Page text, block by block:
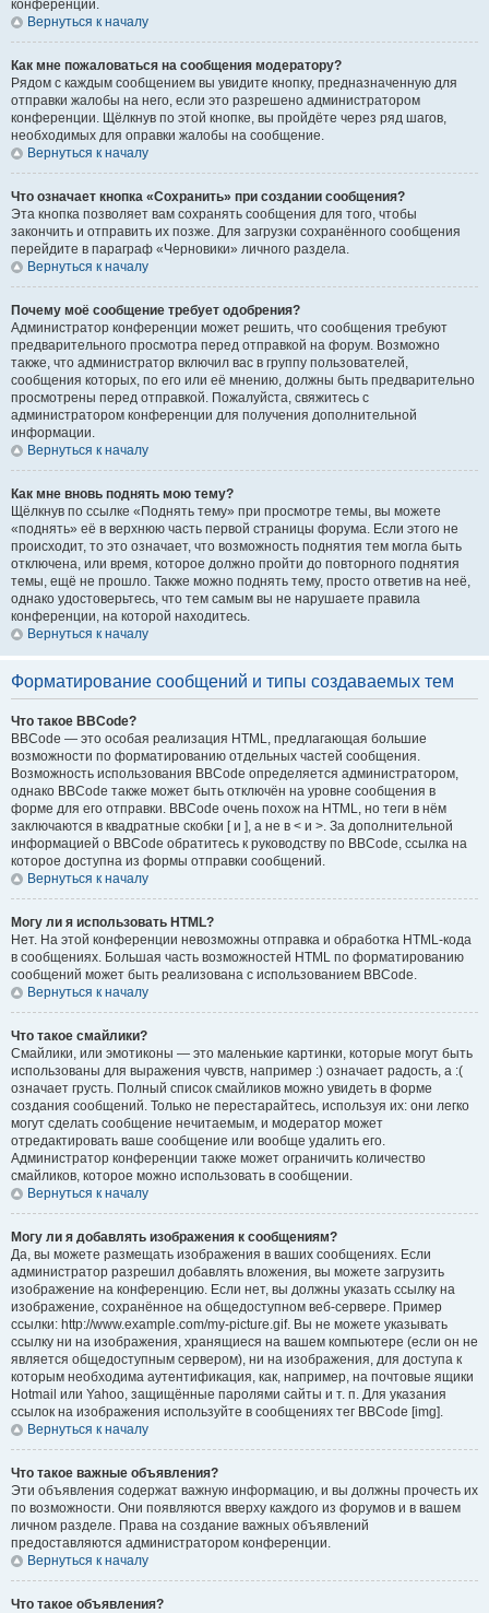
конференции.
Вернуться к началу
Как мне пожаловаться на сообщения модератору?
Рядом с каждым сообщением вы увидите кнопку, предназначенную для
отправки жалобы на него, если это разрешено администратором
конференции. Щёлкнув по этой кнопке, вы пройдёте через ряд шагов,
необходимых для оправки жалобы на сообщение.
Вернуться к началу
Что означает кнопка «Сохранить» при создании сообщения?
Эта кнопка позволяет вам сохранять сообщения для того, чтобы
закончить и отправить их позже. Для загрузки сохранённого сообщения
перейдите в параграф «Черновики» личного раздела.
Вернуться к началу
Почему моё сообщение требует одобрения?
Администратор конференции может решить, что сообщения требуют
предварительного просмотра перед отправкой на форум. Возможно
также, что администратор включил вас в группу пользователей,
сообщения которых, по его или её мнению, должны быть предварительно
просмотрены перед отправкой. Пожалуйста, свяжитесь с
администратором конференции для получения дополнительной
информации.
Вернуться к началу
Как мне вновь поднять мою тему?
Щёлкнув по ссылке «Поднять тему» при просмотре темы, вы можете
«поднять» её в верхнюю часть первой страницы форума. Если этого не
происходит, то это означает, что возможность поднятия тем могла быть
отключена, или время, которое должно пройти до повторного поднятия
темы, ещё не прошло. Также можно поднять тему, просто ответив на неё,
однако удостоверьтесь, что тем самым вы не нарушаете правила
конференции, на которой находитесь.
Вернуться к началу
Форматирование сообщений и типы создаваемых тем
Что такое BBCode?
BBCode — это особая реализация HTML, предлагающая большие
возможности по форматированию отдельных частей сообщения.
Возможность использования BBCode определяется администратором,
однако BBCode также может быть отключён на уровне сообщения в
форме для его отправки. BBCode очень похож на HTML, но теги в нём
заключаются в квадратные скобки [ и ], а не в < и >. За дополнительной
информацией о BBCode обратитесь к руководству по BBCode, ссылка на
которое доступна из формы отправки сообщений.
Вернуться к началу
Могу ли я использовать HTML?
Нет. На этой конференции невозможны отправка и обработка HTML-кода
в сообщениях. Большая часть возможностей HTML по форматированию
сообщений может быть реализована с использованием BBCode.
Вернуться к началу
Что такое смайлики?
Смайлики, или эмотиконы — это маленькие картинки, которые могут быть
использованы для выражения чувств, например :) означает радость, а :(
означает грусть. Полный список смайликов можно увидеть в форме
создания сообщений. Только не перестарайтесь, используя их: они легко
могут сделать сообщение нечитаемым, и модератор может
отредактировать ваше сообщение или вообще удалить его.
Администратор конференции также может ограничить количество
смайликов, которое можно использовать в сообщении.
Вернуться к началу
Могу ли я добавлять изображения к сообщениям?
Да, вы можете размещать изображения в ваших сообщениях. Если
администратор разрешил добавлять вложения, вы можете загрузить
изображение на конференцию. Если нет, вы должны указать ссылку на
изображение, сохранённое на общедоступном веб-сервере. Пример
ссылки: http://www.example.com/my-picture.gif. Вы не можете указывать
ссылку ни на изображения, хранящиеся на вашем компьютере (если он не
является общедоступным сервером), ни на изображения, для доступа к
которым необходима аутентификация, как, например, на почтовые ящики
Hotmail или Yahoo, защищённые паролями сайты и т. п. Для указания
ссылок на изображения используйте в сообщениях тег BBCode [img].
Вернуться к началу
Что такое важные объявления?
Эти объявления содержат важную информацию, и вы должны прочесть их
по возможности. Они появляются вверху каждого из форумов и в вашем
личном разделе. Права на создание важных объявлений
предоставляются администратором конференции.
Вернуться к началу
Что такое объявления?